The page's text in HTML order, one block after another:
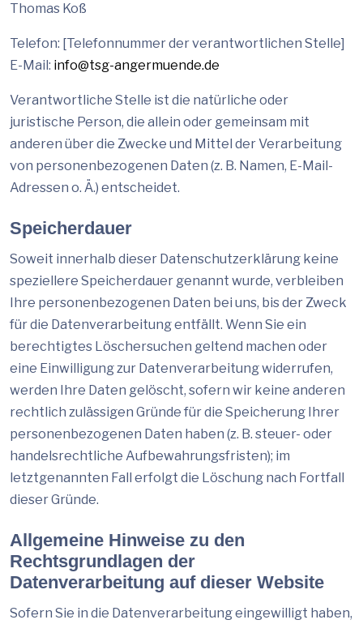
Thomas Koß
Telefon: [Telefonnummer der verantwortlichen Stelle]
E-Mail: info@tsg-angermuende.de
Verantwortliche Stelle ist die natürliche oder
juristische Person, die allein oder gemeinsam mit
anderen über die Zwecke und Mittel der Verarbeitung
von personenbezogenen Daten (z. B. Namen, E-Mail-
Adressen o. Ä.) entscheidet.
Speicherdauer
Soweit innerhalb dieser Datenschutzerklärung keine
speziellere Speicherdauer genannt wurde, verbleiben
Ihre personenbezogenen Daten bei uns, bis der Zweck
für die Datenverarbeitung entfällt. Wenn Sie ein
berechtigtes Löschersuchen geltend machen oder
eine Einwilligung zur Datenverarbeitung widerrufen,
werden Ihre Daten gelöscht, sofern wir keine anderen
rechtlich zulässigen Gründe für die Speicherung Ihrer
personenbezogenen Daten haben (z. B. steuer- oder
handelsrechtliche Aufbewahrungsfristen); im
letztgenannten Fall erfolgt die Löschung nach Fortfall
dieser Gründe.
Allgemeine Hinweise zu den
Rechtsgrundlagen der
Datenverarbeitung auf dieser Website
Sofern Sie in die Datenverarbeitung eingewilligt haben,